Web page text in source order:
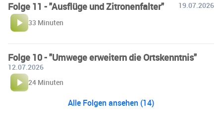
Folge 11 - "Ausflüge und Zitronenfalter"
19.07.2026
33 Minuten
Folge 10 - "Umwege erweitern die Ortskenntnis"
12.07.2026
24 Minuten
Alle Folgen ansehen (14)